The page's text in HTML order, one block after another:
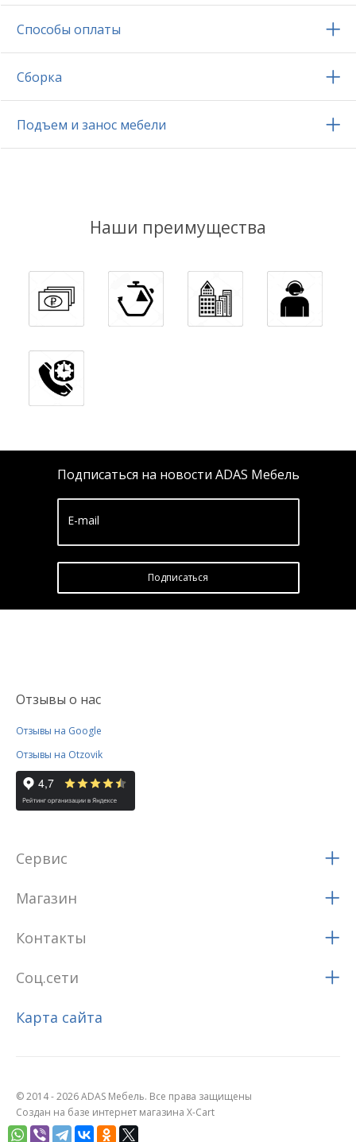
Способы оплаты
Сборка
Подъем и занос мебели
Наши преимущества
Подписаться на новости ADAS Мебель
E-mail
Подписатьcя
Отзывы о нас
Отзывы на Google
Отзывы на Otzovik
Сервис
Магазин
Контакты
Соц.сети
Карта сайта
© 2014 - 2026 ADAS Мебель. Все права защищены
Создан на базе интернет магазина X-Cart